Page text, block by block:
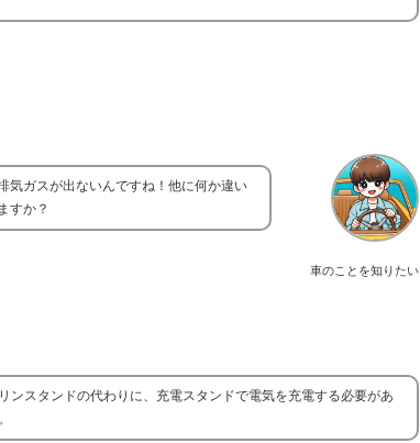
車のことを知りたい
気ガスが出ないんですね！他に何か違い
すか？
スタンドの代わりに、充電スタンドで電気を充電する必要があ